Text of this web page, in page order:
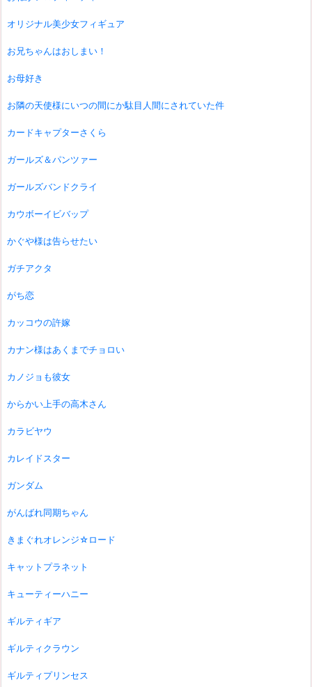
オリジナル美少女フィギュア
お兄ちゃんはおしまい！
お母好き
お隣の天使様にいつの間にか駄目人間にされていた件
カードキャプターさくら
ガールズ＆パンツァー
ガールズバンドクライ
カウボーイビバップ
かぐや様は告らせたい
ガチアクタ
がち恋
カッコウの許嫁
カナン様はあくまでチョロい
カノジョも彼女
からかい上手の高木さん
カラビヤウ
カレイドスター
ガンダム
がんばれ同期ちゃん
きまぐれオレンジ☆ロード
キャットプラネット
キューティーハニー
ギルティギア
ギルティクラウン
ギルティプリンセス